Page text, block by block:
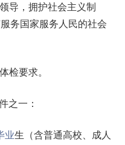
导，拥护社会主义制
务国家服务人民的社会
检要求。
之一：
业生（含普通高校、成人